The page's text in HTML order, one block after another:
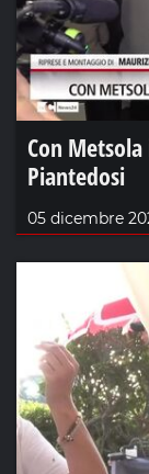
Con
Piantedosi
05 dicembre